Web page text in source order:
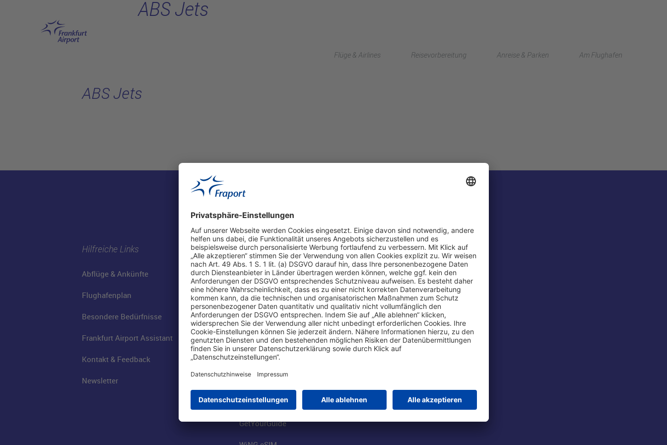
Flüge & Airlines Reisevorbereitung Anreise & Parken Am Flughafen
ABS Jets
ABS Jets
Hilfreiche Links
Abflüge & Ankünfte
Flughafenplan
Besondere Bedürfnisse
Frankfurt Airport Assistant
Kontakt & Feedback
Newsletter
Online einkaufen & buchen
Parkplätze
Online-Shop
Besucherservices
FRA SmartWay
Hotels am Standort
Mietwagen weltweit
Flüge buchen
GetYourGuide
Über uns
Fraport AG
Business am Airport
FRA Eventlocations
Jobs am Airport
Konzernstrategie